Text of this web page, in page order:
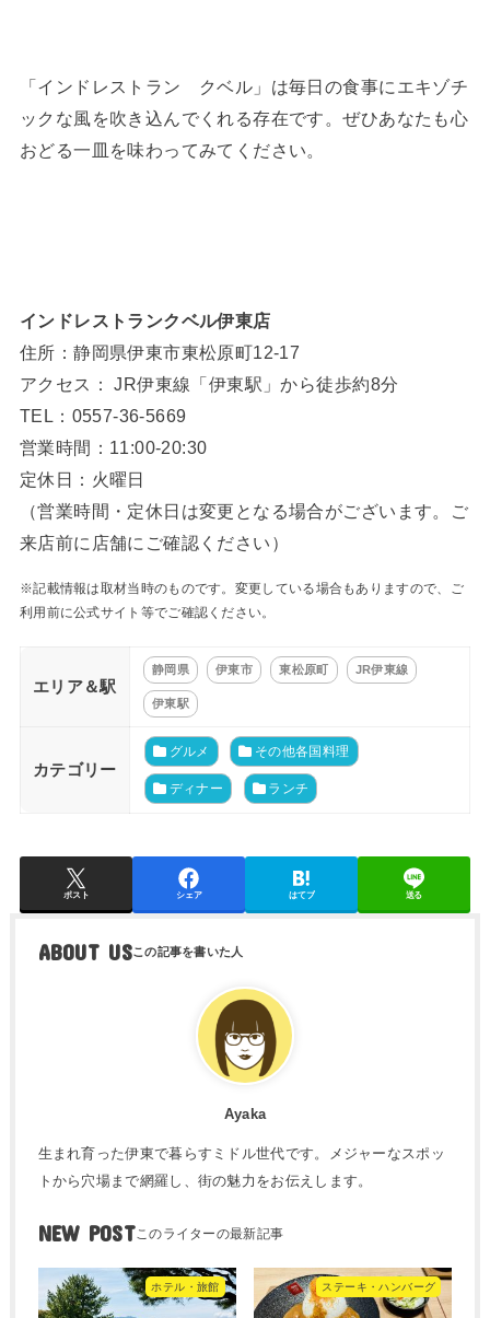
「インドレストラン クベル」は毎日の食事にエキゾチ
ックな風を吹き込んでくれる存在です。ぜひあなたも心
おどる一皿を味わってみてください。
インドレストランクベル伊東店
住所：静岡県伊東市東松原町12-17
アクセス： JR伊東線「伊東駅」から徒歩約8分
TEL：0557-36-5669
営業時間：11:00-20:30
定休日：火曜日
（営業時間・定休日は変更となる場合がございます。ご
来店前に店舗にご確認ください）
※記載情報は取材当時のものです。変更している場合もありますので、ご
利用前に公式サイト等でご確認ください。
エリア＆駅
静岡県 伊東市 東松原町 JR伊東線
伊東駅
カテゴリー
グルメ その他各国料理
ディナー ランチ
ポスト シェア はてブ 送る
ABOUT US
Ayaka
生まれ育った伊東で暮らすミドル世代です。メジャーなスポッ
トから穴場まで網羅し、街の魅力をお伝えします。
NEW POST
ホテル・旅館 ステーキ・ハンバーグ